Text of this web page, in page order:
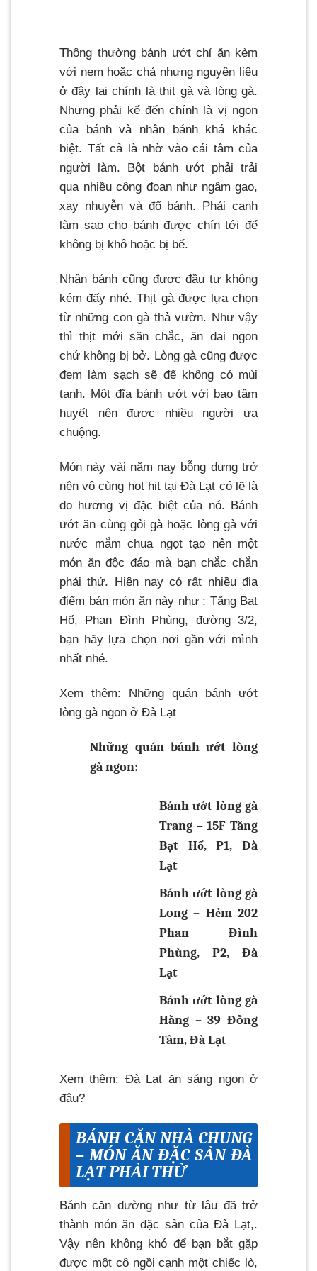
Thông thường bánh ướt chỉ ăn kèm
với nem hoặc chả nhưng nguyên liệu
ở đây lại chính là thịt gà và lòng gà.
Nhưng phải kể đến chính là vị ngon
của bánh và nhân bánh khá khác
biệt. Tất cả là nhờ vào cái tâm của
người làm. Bột bánh ướt phải trải
qua nhiều công đoạn như ngâm gạo,
xay nhuyễn và đổ bánh. Phải canh
làm sao cho bánh được chín tới để
không bị khô hoặc bị bể.
Nhân bánh cũng được đầu tư không
kém đấy nhé. Thịt gà được lựa chọn
từ những con gà thả vườn. Như vậy
thì thịt mới săn chắc, ăn dai ngon
chứ không bị bở. Lòng gà cũng được
đem làm sạch sẽ để không có mùi
tanh. Một đĩa bánh ướt với bao tâm
huyết nên được nhiều người ưa
chuộng.
Món này vài năm nay bỗng dưng trở
nên vô cùng hot hit tại Đà Lạt có lẽ là
do hương vị đặc biệt của nó. Bánh
ướt ăn cùng gỏi gà hoặc lòng gà với
nước mắm chua ngọt tạo nên một
món ăn độc đáo mà bạn chắc chắn
phải thử. Hiện nay có rất nhiều địa
điểm bán món ăn này như : Tăng Bạt
Hổ, Phan Đình Phùng, đường 3/2,
bạn hãy lựa chọn nơi gần với mình
nhất nhé.
Xem thêm: Những quán bánh ướt
lòng gà ngon ở Đà Lạt
Những quán bánh ướt lòng
gà ngon:
Bánh ướt lòng gà
Trang – 15F Tăng
Bạt Hổ, P1, Đà
Lạt
Bánh ướt lòng gà
Long – Hẻm 202
Phan Đình
Phùng, P2, Đà
Lạt
Bánh ướt lòng gà
Hằng – 39 Đồng
Tâm, Đà Lạt
Xem thêm: Đà Lạt ăn sáng ngon ở
đâu?
BÁNH CĂN NHÀ CHUNG
– MÓN ĂN ĐẶC SẢN ĐÀ
LẠT PHẢI THỬ
Bánh căn dường như từ lâu đã trở
thành món ăn đặc sản của Đà Lạt,.
Vậy nên không khó để bạn bắt gặp
được một cô ngồi cạnh một chiếc lò,